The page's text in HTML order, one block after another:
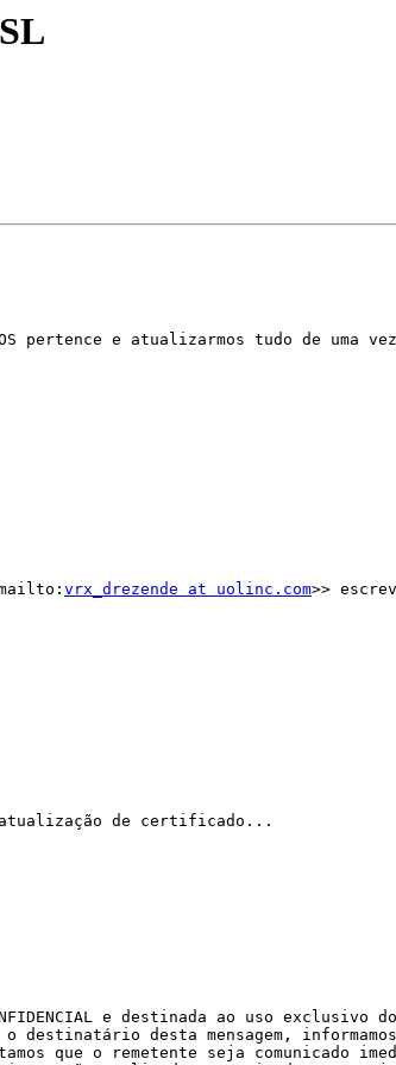
pertence e atualizarmos tudo de uma
vrx_drezende at uolinc.com>>
atualização de certificado...
e destinada ao uso
destinatário desta mensagem,
que o remetente seja comunicado